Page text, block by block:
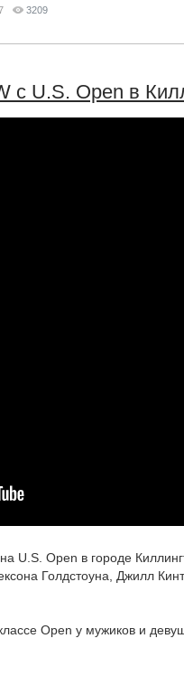
3209
c U.S. Open в
U.S. Open в городе
Голдстоуна, Джилл
Open у мужиков и